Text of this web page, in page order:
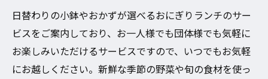
日替わりの小鉢やおかずが選べるおにぎりランチのサー
ビスをご案内しており、お一人様でも団体様でも気軽に
お楽しみいただけるサービスですので、いつでもお気軽
にお越しください。新鮮な季節の野菜や旬の食材を使っ